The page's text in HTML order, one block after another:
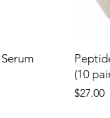
(10
Price
$27.00